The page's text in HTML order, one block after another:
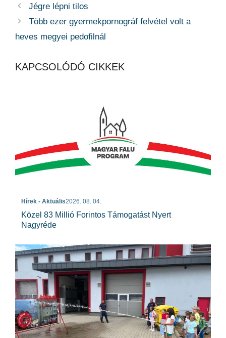
Jégre lépni tilos
Több ezer gyermekpornográf felvétel volt a
heves megyei pedofilnál
KAPCSOLÓDÓ CIKKEK
Hírek - Aktuális2026. 08. 04.
Közel 83 Millió Forintos Támogatást Nyert
Nagyréde